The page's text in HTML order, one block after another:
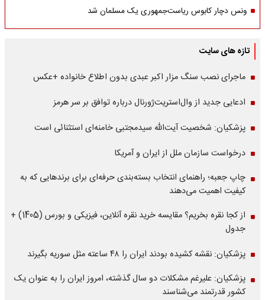
ونس دچار کابوس ریاست‌جمهوری یک مسلمان شد
تازه های سایت
ماجرای نصب سنگ مزار اکبر عبدی بدون اطلاع خانواده +عکس
ادعایی جدید از وال‌استریت‌ژورنال درباره توافق بر سر هرمز
پزشکیان: شخصیت آیت‌الله سیدمجتبی خامنه‌ای استثنائی است
درخواست سازمان ملل از ایران و آمریکا
چاپ جعبه؛ راهنمای انتخاب بسته‌بندی حرفه‌ای برای برندهایی که به
کیفیت اهمیت می‌دهند
از کجا نقره بخریم؟ مقایسه خرید نقره آنلاین، فیزیکی و بورس (1405) +
جدول
پزشکیان: نقشه کشیده بودند ایران را ۴۸ ساعته مثل سوریه بگیرند
پزشکیان: علیرغم مشکلات دو سال گذشته، امروز ایران را به عنوان یک
کشور قدرتمند می‌شناسند